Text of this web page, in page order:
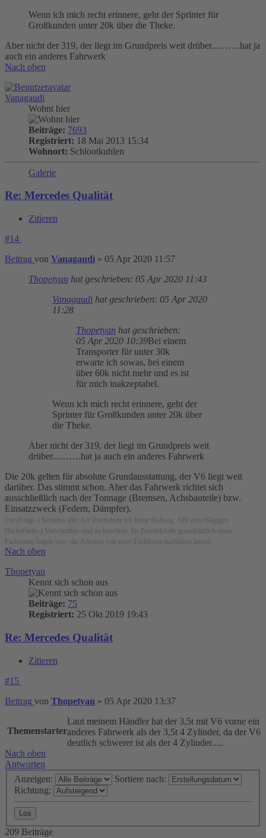
Wenn ich mich recht erinnere, geht der Sprinter für
Großkunden unter 20k über die Theke.
Aber nicht der 319, der liegt im Grundpreis weit drüber...…….hat ja
auch ein anderes Fahrwerk
Nach oben
Vanagaudi
Wohnt hier
Beiträge: 7693
Registriert: 18 Mai 2013 15:34
Wohnort: Schlootkuhlen
Galerie
Re: Mercedes Qualität
Zitieren
#14
Beitrag von Vanagaudi » 05 Apr 2020 11:57
Thopetyan hat geschrieben: 05 Apr 2020 11:43
Vanagaudi hat geschrieben: 05 Apr 2020
11:28
Thopetyan hat geschrieben:
05 Apr 2020 10:39Bei einem
Transporter für unter 30k
erwarte ich sowas, bei einem
über 60k nicht mehr und es ist
für mich inakzeptabel.
Wenn ich mich recht erinnere, geht der
Sprinter für Großkunden unter 20k über
die Theke.
Aber nicht der 319, der liegt im Grundpreis weit
drüber...…….hat ja auch ein anderes Fahrwerk
Die 20k gelten für absolute Grundausstattung, der V6 liegt weit
darüber. Das stimmt schon. Aber das Fahrwerk richtet sich
ausschließlich nach der Tonnage (Bremsen, Achsbauteile) bzw.
Einsatzzweck (Federn, Dämpfer).
Für (Folge-) Schäden aller Art übernehme ich keine Haftung. Alle einschlägigen
(Sicherheits-) Vorschriften sind zu beachten. Im Zweifelsfalle grundsätzlich einen
Fachmann fragen bzw. die Arbeiten von einer Fachfirma ausführen lassen.
Nach oben
Thopetyan
Kennt sich schon aus
Beiträge: 75
Registriert: 25 Okt 2019 19:43
Re: Mercedes Qualität
Zitieren
#15
Beitrag von Thopetyan » 05 Apr 2020 13:37
Themenstarter
Laut meinem Händler hat der 3,5t mit V6 vorne ein
anderes Fahrwerk als der 3,5t 4 Zylinder, da der V6
deutlich schwerer ist als der 4 Zylinder.....
Nach oben
Antworten
Anzeigen:
Sortiere nach:
Richtung:
209 Beiträge